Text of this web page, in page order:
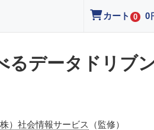
カート 0 0
るデータドリブ
株）社会情報サービス （監修）